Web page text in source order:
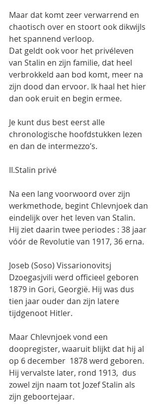
Maar dat komt zeer verwarrend en
chaotisch over en stoort ook dikwijls
het spannend verloop.
Dat geldt ook voor het privéleven
van Stalin en zijn familie, dat heel
verbrokkeld aan bod komt, meer na
zijn dood dan ervoor. Ik haal het hier
dan ook eruit en begin ermee.
Je kunt dus best eerst alle
chronologische hoofdstukken lezen
en dan de intermezzo’s.
II.Stalin privé
Na een lang voorwoord over zijn
werkmethode, begint Chlevnjoek dan
eindelijk over het leven van Stalin.
Hij ziet daarin twee periodes : 38 jaar
vóór de Revolutie van 1917, 36 erna.
Joseb (Soso) Vissarionovitsj
Dzoegasjvili werd officieel geboren
1879 in Gori, Georgië. Hij was dus
tien jaar ouder dan zijn latere
tijdgenoot Hitler.
Maar Chlevnjoek vond een
doopregister, waaruit blijkt dat hij al
op 6 december  1878 werd geboren.
Hij vervalste later, rond 1913,  dus
zowel zijn naam tot Jozef Stalin als
zijn geboortejaar.